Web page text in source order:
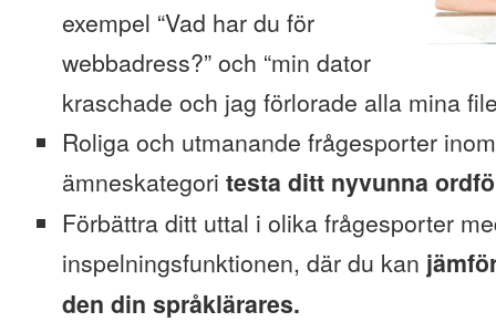
exempel “Vad har du för
webbadress?” och “min dator
kraschade och jag förlorade alla mina
Roliga och utmanande frågesporter
ämneskategori testa ditt nyvunna
Förbättra ditt uttal i olika frågesporter
inspelningsfunktionen, där du kan
den din språklärares.